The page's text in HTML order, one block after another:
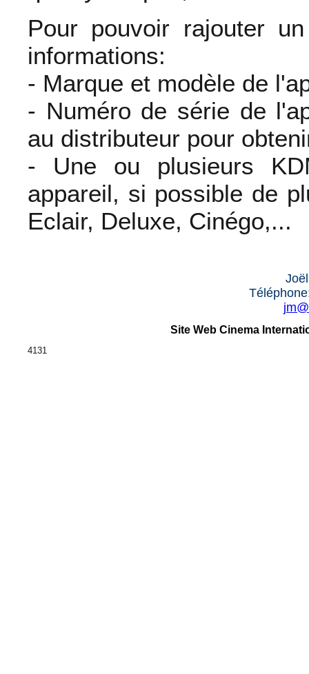
Pour pouvoir rajouter
informations:
- Marque et modèle de
- Numéro de série de
au distributeur pour
- Une ou plusieurs
appareil, si possible de
Eclair, Deluxe, Cinégo,...
Site Web Cinema
4131